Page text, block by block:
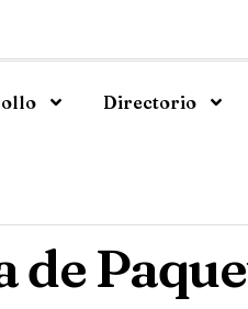
Directorio
de